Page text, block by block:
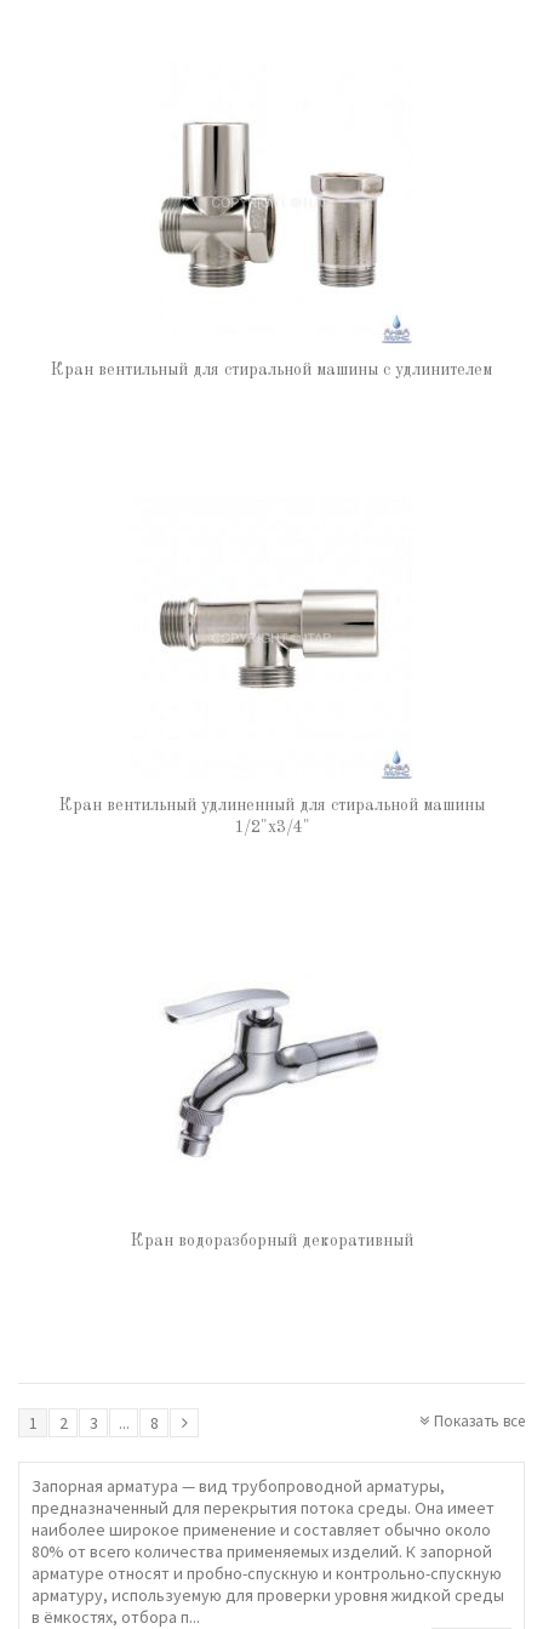
Кран вентильный для стиральной машины с удлинителем
Кран вентильный удлиненный для стиральной машины
1/2"х3/4"
Кран водоразборный декоративный
Показать все
1 2 3 ... 8
Запорная арматура — вид трубопроводной арматуры,
предназначенный для перекрытия потока среды. Она имеет
наиболее широкое применение и составляет обычно около
80% от всего количества применяемых изделий. К запорной
арматуре относят и пробно-спускную и контрольно-спускную
арматуру, используемую для проверки уровня жидкой среды
в ёмкостях, отбора п...